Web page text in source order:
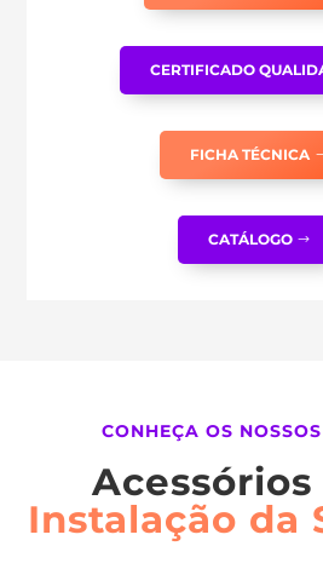
CERTIFICADO
FICHA TÉCNICA
CATÁLOGO
CONHEÇA OS
Acessórios
Instalação da